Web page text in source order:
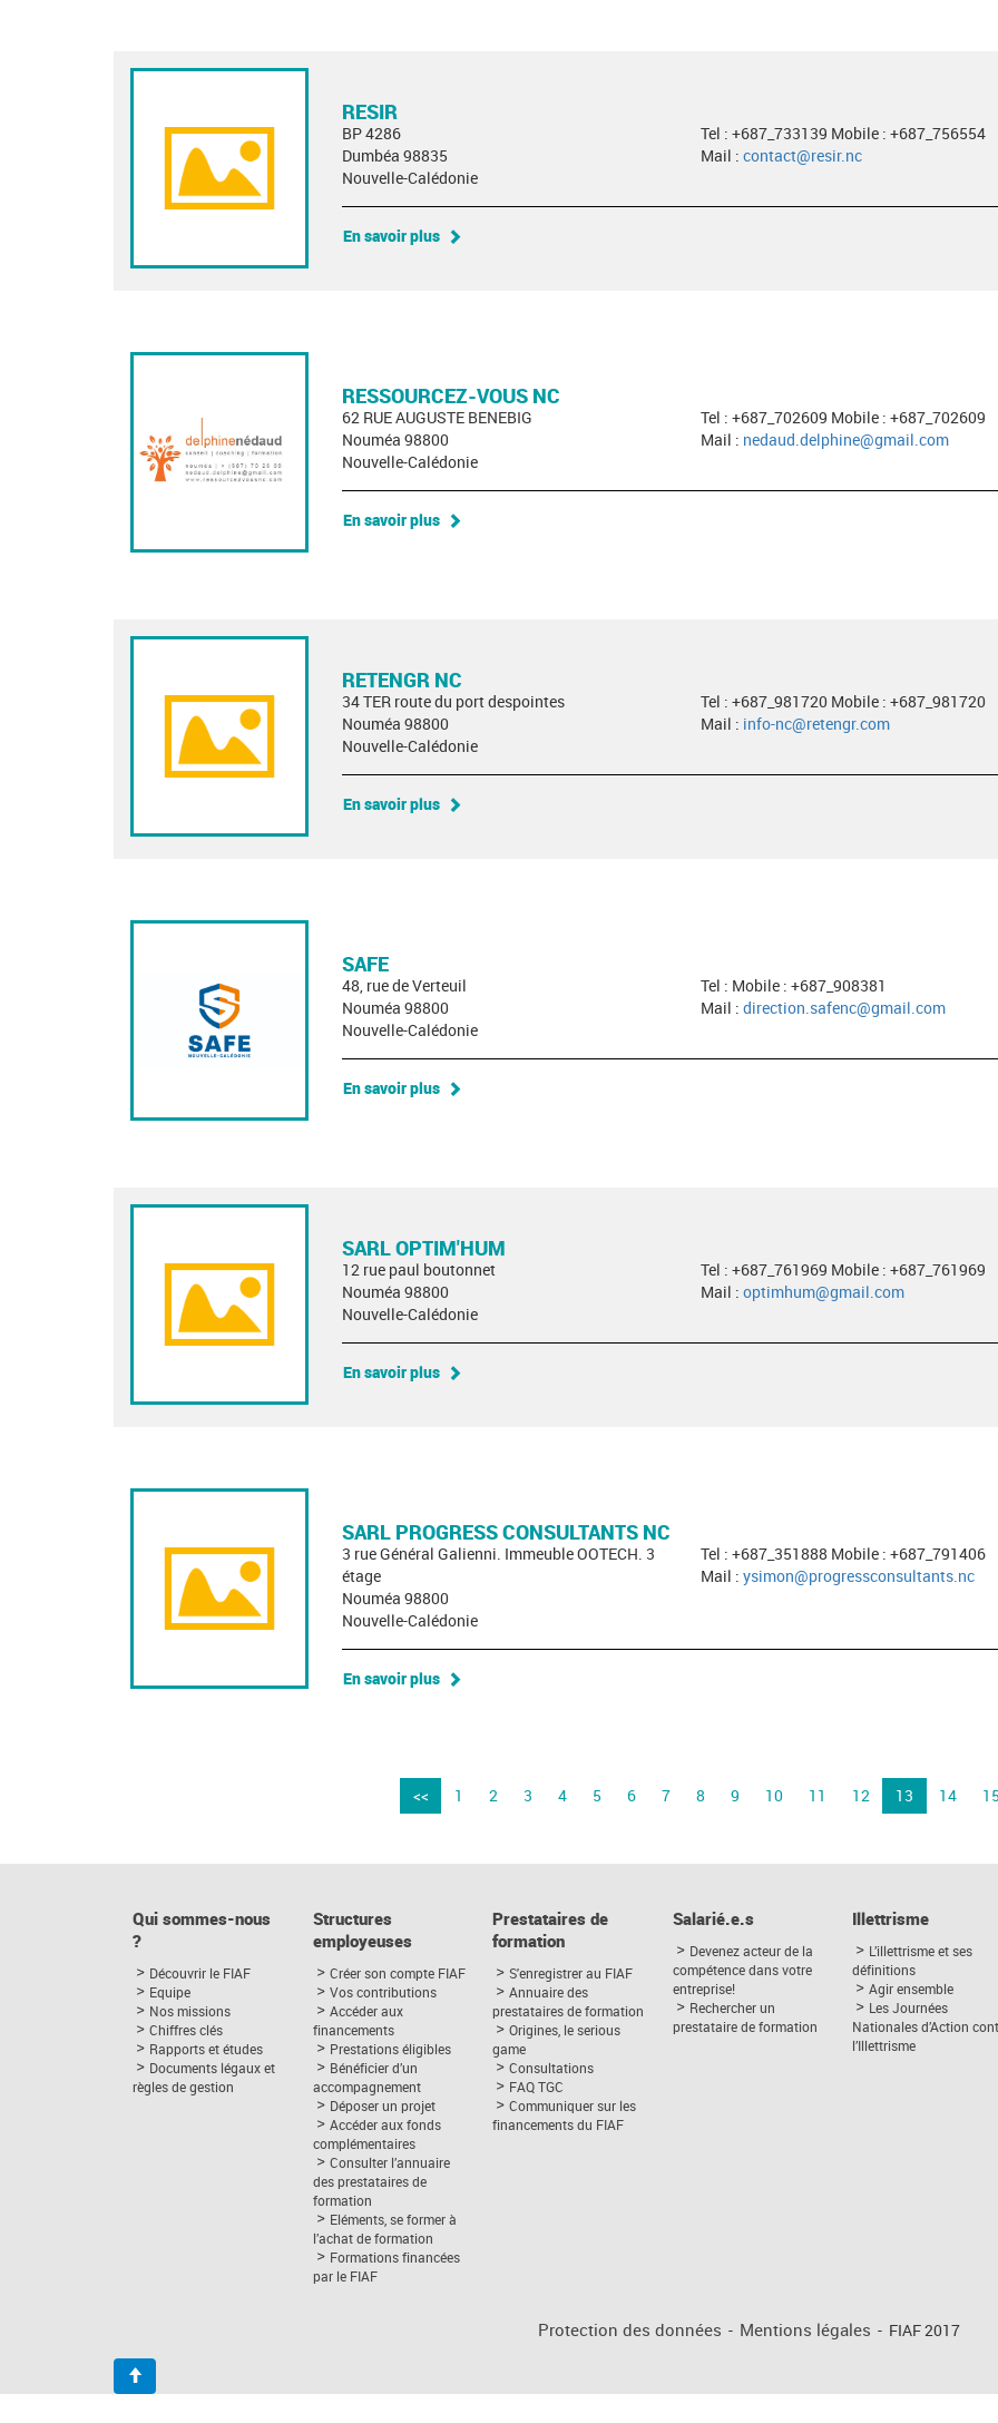
RESIR
BP 4286
Dumbéa 98835
Nouvelle-Calédonie
Tel : +687_733139 Mobile : +687_756554
Mail : contact@resir.nc
En savoir plus
RESSOURCEZ-VOUS NC
62 RUE AUGUSTE BENEBIG
Nouméa 98800
Nouvelle-Calédonie
Tel : +687_702609 Mobile : +687_702609
Mail : nedaud.delphine@gmail.com
En savoir plus
RETENGR NC
34 TER route du port despointes
Nouméa 98800
Nouvelle-Calédonie
Tel : +687_981720 Mobile : +687_981720
Mail : info-nc@retengr.com
En savoir plus
SAFE
48, rue de Verteuil
Nouméa 98800
Nouvelle-Calédonie
Tel : Mobile : +687_908381
Mail : direction.safenc@gmail.com
En savoir plus
SARL OPTIM'HUM
12 rue paul boutonnet
Nouméa 98800
Nouvelle-Calédonie
Tel : +687_761969 Mobile : +687_761969
Mail : optimhum@gmail.com
En savoir plus
SARL PROGRESS CONSULTANTS NC
3 rue Général Galienni. Immeuble OOTECH. 3
étage
Nouméa 98800
Nouvelle-Calédonie
Tel : +687_351888 Mobile : +687_791406
Mail : ysimon@progressconsultants.nc
En savoir plus
<< 1 2 3 4 5 6 7 8 9 10 11 12 13 14 15
Qui sommes-nous
?
Découvrir le FIAF
Equipe
Nos missions
Chiffres clés
Rapports et études
Documents légaux et
règles de gestion
Structures
employeuses
Créer son compte FIAF
Vos contributions
Accéder aux
financements
Prestations éligibles
Bénéficier d’un
accompagnement
Déposer un projet
Accéder aux fonds
complémentaires
Consulter l’annuaire
des prestataires de
formation
Eléments, se former à
l’achat de formation
Formations financées
par le FIAF
Prestataires de
formation
S'enregistrer au FIAF
Annuaire des
prestataires de formation
Origines, le serious
game
Consultations
FAQ TGC
Communiquer sur les
financements du FIAF
Salarié.e.s
Devenez acteur de la
compétence dans votre
entreprise!
Rechercher un
prestataire de formation
Illettrisme
L’illettrisme et ses
définitions
Agir ensemble
Les Journées
Nationales d’Action
l’Illettrisme
Protection des données - Mentions légales - FIAF 2017